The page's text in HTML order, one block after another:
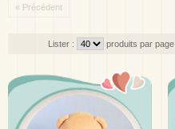
« Précédent
Lister : produits par page